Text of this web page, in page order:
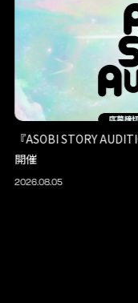
『ASOBI STORY
開催
2026.08.05